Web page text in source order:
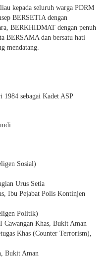
kepada seluruh warga PDRM
BERSETIA dengan
BERKHIDMAT dengan penuh
BERSAMA dan bersatu hati
mendatang.
sebagai Kadet ASP
Sosial)
Urus Setia
Ibu Pejabat Polis Kontinjen
Politik)
Cawangan Khas, Bukit Aman
Khas (Counter Terrorism),
Bukit Aman